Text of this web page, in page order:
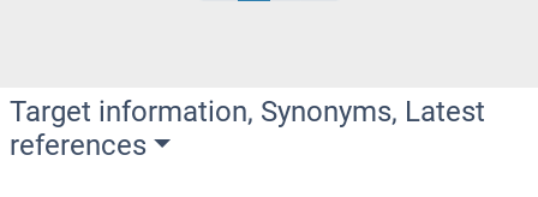
Target information, Synonyms, Latest
references